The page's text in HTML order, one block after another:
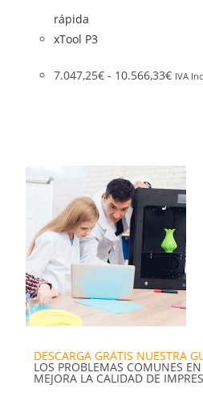
rápida
xTool P3
7.047,25€ - 10.566,33€ IVA
DESCARGA GRATIS NUESTRA
LOS PROBLEMAS COMUNES
MEJORA LA CALIDAD DE